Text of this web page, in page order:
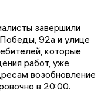
завершили
92а и улице
которые
работ, уже
возобновление
в 20:00.